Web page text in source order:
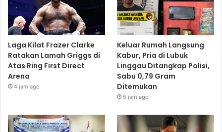
Laga Kilat Frazer Clarke
Ratakan Lamah Griggs di
Atas Ring First Direct
Arena
4 jam ago
Keluar Rumah Langsung
Kabur, Pria di Lubuk
Linggau Ditangkap Polisi,
Sabu 0,79 Gram
Ditemukan
5 jam ago